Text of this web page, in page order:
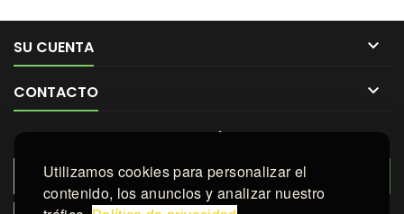
Utilizamos cookies para personalizar el
contenido, los anuncios y analizar nuestro
SU CUENTA 
CONTACTO 
BOLETÍN
Responsable:farmachachi.com